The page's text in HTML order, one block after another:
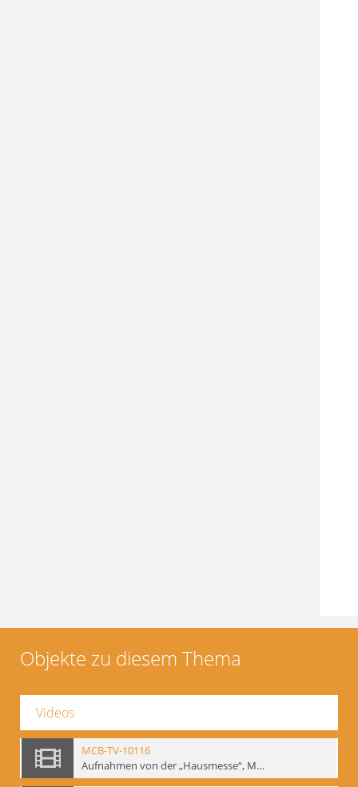
Objekte zu diesem Thema
Videos
MCB-TV-10116
Aufnahmen von der „Hausmesse“, Mime Centrum Berlin, 1994. Ausstellung und Veranstaltungsreihe anlässlich des 120. Geburtstages von W. E. Meyerhold im Mime Centrum Berlin, Februar 1994 (Bd.3) - Interne Signatur: BM-vid-23